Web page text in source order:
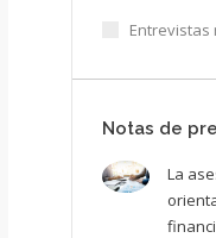
Notas de
La